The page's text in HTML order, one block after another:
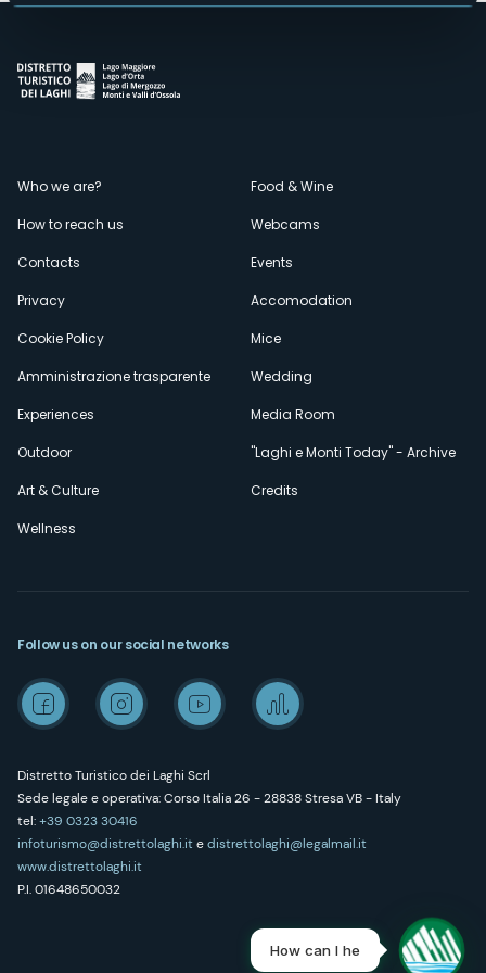
Menù
secondario
Who we are?
How to reach us
Contacts
Privacy
Cookie Policy
Amministrazione trasparente
Experiences
Outdoor
Art & Culture
Wellness
Food & Wine
Webcams
Events
Accomodation
Mice
Wedding
Media Room
"Laghi e Monti Today" - Archive
Credits
Distretto Turistico dei Laghi Scrl
Sede legale e operativa: Corso Italia 26 - 28838 Stresa VB - Italy
tel:+39 0323 30416
infoturismo@distrettolaghi.itedistrettolaghi@legalmail.it
www.distrettolaghi.it
P.I. 01648650032
Follow us on our social networks